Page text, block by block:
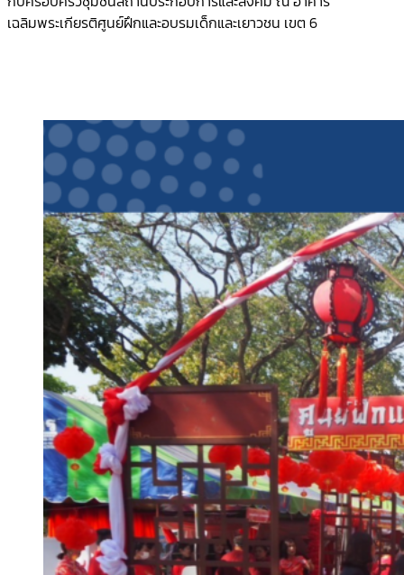
เฉลิมพระเกียรติศูนย์ฝึกและอบรมเด็กและเยาวชน เขต 6